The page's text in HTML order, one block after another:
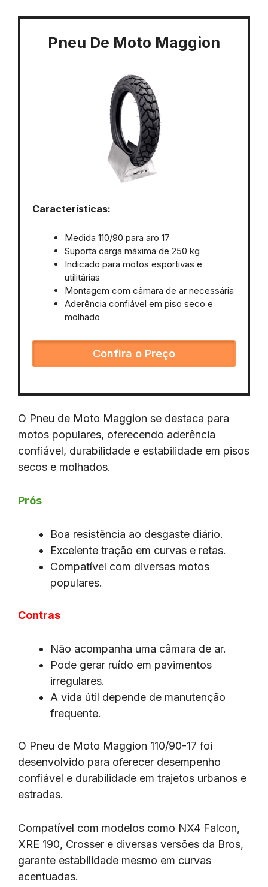
Pneu De Moto Maggion
Características:
Medida 110/90 para aro 17
Suporta carga máxima de 250 kg
Indicado para motos esportivas e
utilitárias
Montagem com câmara de ar necessária
Aderência confiável em piso seco e
molhado
Confira o Preço
O Pneu de Moto Maggion se destaca para
motos populares, oferecendo aderência
confiável, durabilidade e estabilidade em pisos
secos e molhados.
Prós
Boa resistência ao desgaste diário.
Excelente tração em curvas e retas.
Compatível com diversas motos
populares.
Contras
Não acompanha uma câmara de ar.
Pode gerar ruído em pavimentos
irregulares.
A vida útil depende de manutenção
frequente.
O Pneu de Moto Maggion 110/90-17 foi
desenvolvido para oferecer desempenho
confiável e durabilidade em trajetos urbanos e
estradas.
Compatível com modelos como NX4 Falcon,
XRE 190, Crosser e diversas versões da Bros,
garante estabilidade mesmo em curvas
acentuadas.